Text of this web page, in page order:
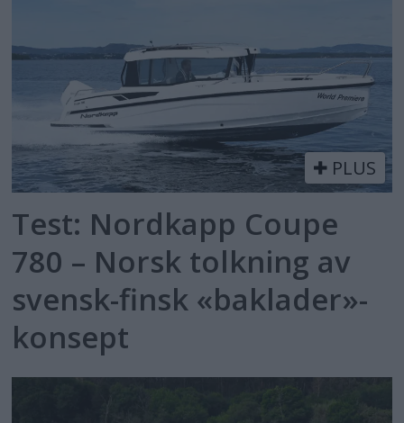
PLUS
Test: Nordkapp Coupe
780 – Norsk tolkning av
svensk-finsk «baklader»-
konsept